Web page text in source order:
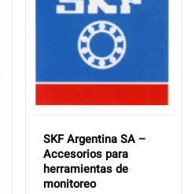
SKF Argentina SA –
Accesorios para
herramientas de
monitoreo